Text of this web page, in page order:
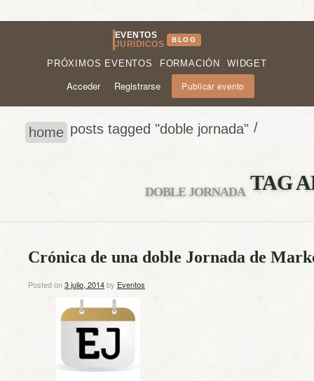
EVENTOS
JURÍDICOS
BLOG
PRÓXIMOS EVENTOS FORMACIÓN WIDGET
Acceder Registrarse Publicar evento
home /
posts tagged "doble jornada"
TAG
DOBLE JORNADA
Crónica de una doble Jornada de
Posted on3 julio, 2014by Eventos